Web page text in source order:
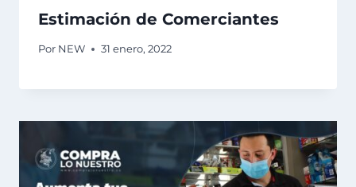
Estimación de Comerciantes
Por NEW 31 enero, 2022